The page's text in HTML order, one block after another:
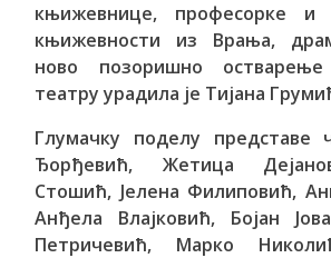
књижевнице, професорке и
књижевности из Врања,
ново позоришно
театру урадила је Тијана
Глумачку поделу представе
Ђорђевић, Жетица
Стошић, Јелена Филиповић,
Анђела Влајковић, Бојан
Петричевић, Марко